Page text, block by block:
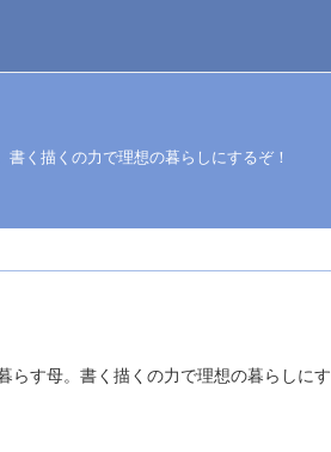
く描くの力で理想の暮らしにするぞ！
らす母。書く描くの力で理想の暮らしにす